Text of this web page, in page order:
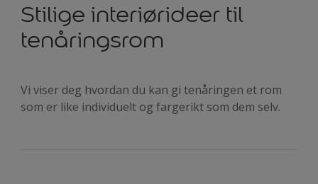
Stilige interiørideer til
tenåringsrom
Vi viser deg hvordan du kan gi tenåringen et rom
som er like individuelt og fargerikt som dem selv.